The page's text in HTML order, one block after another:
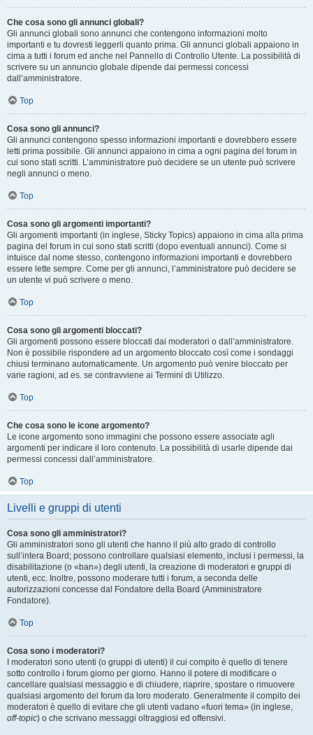
Che cosa sono gli annunci globali?
Gli annunci globali sono annunci che contengono informazioni molto
importanti e tu dovresti leggerli quanto prima. Gli annunci globali appaiono in
cima a tutti i forum ed anche nel Pannello di Controllo Utente. La possibilità di
scrivere su un annuncio globale dipende dai permessi concessi
dall’amministratore.
Top
Cosa sono gli annunci?
Gli annunci contengono spesso informazioni importanti e dovrebbero essere
letti prima possibile. Gli annunci appaiono in cima a ogni pagina del forum in
cui sono stati scritti. L’amministratore può decidere se un utente può scrivere
negli annunci o meno.
Top
Cosa sono gli argomenti importanti?
Gli argomenti importanti (in inglese, Sticky Topics) appaiono in cima alla prima
pagina del forum in cui sono stati scritti (dopo eventuali annunci). Come si
intuisce dal nome stesso, contengono informazioni importanti e dovrebbero
essere lette sempre. Come per gli annunci, l’amministratore può decidere se
un utente vi può scrivere o meno.
Top
Cosa sono gli argomenti bloccati?
Gli argomenti possono essere bloccati dai moderatori o dall’amministratore.
Non è possibile rispondere ad un argomento bloccato così come i sondaggi
chiusi terminano automaticamente. Un argomento può venire bloccato per
varie ragioni, ad es. se contravviene ai Termini di Utilizzo.
Top
Che cosa sono le icone argomento?
Le icone argomento sono immagini che possono essere associate agli
argomenti per indicare il loro contenuto. La possibilità di usarle dipende dai
permessi concessi dall’amministratore.
Top
Livelli e gruppi di utenti
Cosa sono gli amministratori?
Gli amministratori sono gli utenti che hanno il più alto grado di controllo
sull’intera Board; possono controllare qualsiasi elemento, inclusi i permessi, la
disabilitazione (o «ban») degli utenti, la creazione di moderatori e gruppi di
utenti, ecc. Inoltre, possono moderare tutti i forum, a seconda delle
autorizzazioni concesse dal Fondatore della Board (Amministratore
Fondatore).
Top
Cosa sono i moderatori?
I moderatori sono utenti (o gruppi di utenti) il cui compito è quello di tenere
sotto controllo i forum giorno per giorno. Hanno il potere di modificare o
cancellare qualsiasi messaggio e di chiudere, riaprire, spostare o rimuovere
qualsiasi argomento del forum da loro moderato. Generalmente il compito dei
moderatori è quello di evitare che gli utenti vadano «fuori tema» (in inglese,
off-topic) o che scrivano messaggi oltraggiosi ed offensivi.